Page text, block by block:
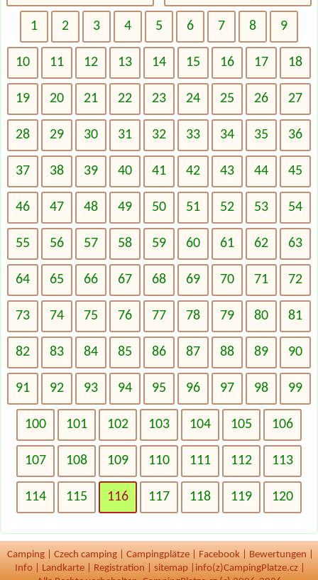
1 2 3 4 5 6 7 8 9
10 11 12 13 14 15 16 17 18
19 20 21 22 23 24 25 26 27
28 29 30 31 32 33 34 35 36
37 38 39 40 41 42 43 44 45
46 47 48 49 50 51 52 53 54
55 56 57 58 59 60 61 62 63
64 65 66 67 68 69 70 71 72
73 74 75 76 77 78 79 80 81
82 83 84 85 86 87 88 89 90
91 92 93 94 95 96 97 98 99
100 101 102 103 104 105 106
107 108 109 110 111 112 113
114 115 116 117 118 119 120
Camping Czech camping Campingplätze Facebook Bewertungen
Info
Landkarte Registration sitemap
info(z)CampingPlatze.cz |